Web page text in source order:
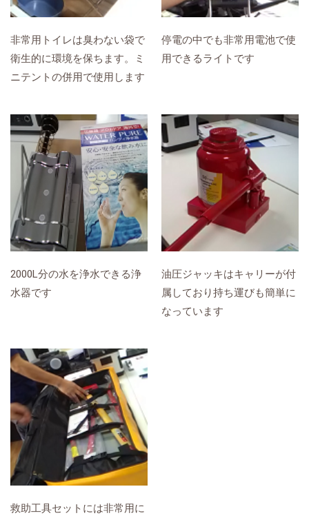
非常用トイレは臭わない袋で
衛生的に環境を保ちます。ミ
ニテントの併用で使用します
停電の中でも非常用電池で使
用できるライトです
2000L分の水を浄水できる浄
水器です
油圧ジャッキはキャリーが付
属しており持ち運びも簡単に
なっています
救助工具セットには非常用に